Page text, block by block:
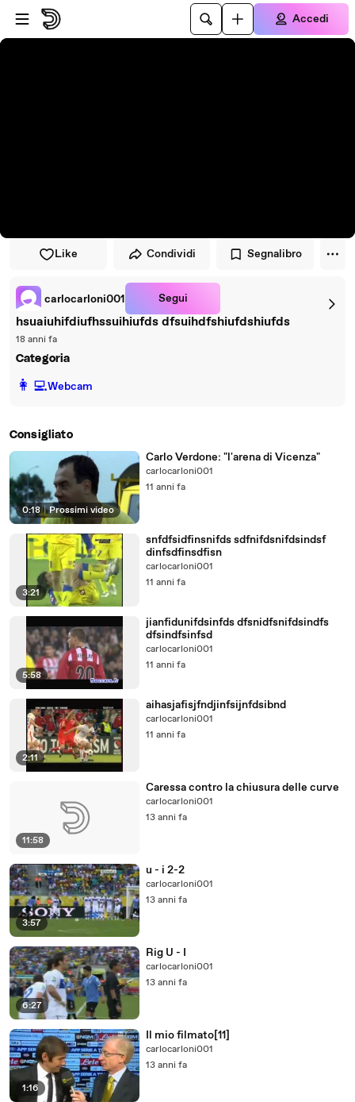
Vai al lettore
Passa al contenuto principale
Accedi
Like Condividi Segnalibro
carlocarloni001 Segui
hsuaiuhifdiufhssuihiufds dfsuihdfshiufdshiufds
18 anni fa
Categoria
️👩‍💻️Webcam
Consigliato
0:18 | Prossimi video
Carlo Verdone: "l'arena di Vicenza"
carlocarloni001
11 anni fa
3:21
snfdfsidfinsnifds sdfnifdsnifdsindsf
dinfsdfinsdfisn
carlocarloni001
11 anni fa
5:58
jianfidunifdsinfds dfsnidfsnifdsindfs
dfsindfsinfsd
carlocarloni001
11 anni fa
2:11
aihasjafisjfndjinfsijnfdsibnd
carlocarloni001
11 anni fa
11:58
Caressa contro la chiusura delle curve
carlocarloni001
13 anni fa
3:57
u - i 2-2
carlocarloni001
13 anni fa
6:27
Rig U - I
carlocarloni001
13 anni fa
1:16
Il mio filmato[11]
carlocarloni001
13 anni fa